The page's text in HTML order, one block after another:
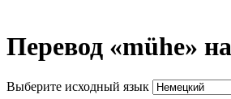
Перевод «mühe»
Выберите исходный язык